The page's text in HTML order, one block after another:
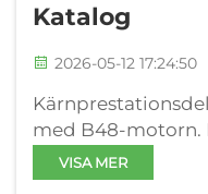
Katalog
2026-05-12 17:24:50
med B48-motorn.
Balansering av
utsläppskrav och
VISA MER